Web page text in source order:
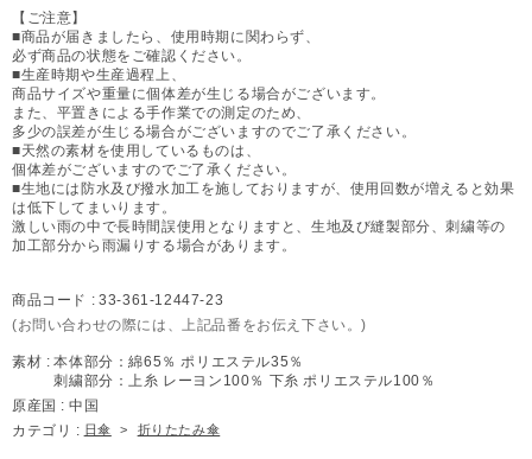
【ご注意】
■商品が届きましたら、使用時期に関わらず、
必ず商品の状態をご確認ください。
■生産時期や生産過程上、
商品サイズや重量に個体差が生じる場合がございます。
また、平置きによる手作業での測定のため、
多少の誤差が生じる場合がございますのでご了承ください。
■天然の素材を使用しているものは、
個体差がございますのでご了承ください。
■生地には防水及び撥水加工を施しておりますが、使用回数が増えると効果
は低下してまいります。
激しい雨の中で長時間誤使用となりますと、生地及び縫製部分、刺繍等の
加工部分から雨漏りする場合があります。
商品コード : 33-361-12447-23
(お問い合わせの際には、上記品番をお伝え下さい。)
素材 : 本体部分：綿65％ ポリエステル35％
刺繍部分：上糸 レーヨン100％ 下糸 ポリエステル100％
原産国 : 中国
カテゴリ : 日傘 > 折りたたみ傘